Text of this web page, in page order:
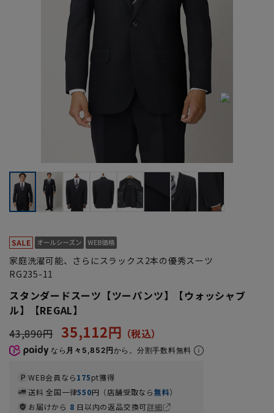
家庭洗濯可能、さらにスラックス2本の優秀スーツ
RG235-11
スタンダードスーツ【ツーパンツ】【ウォッシャブ
ル】【REGAL】
43,890円 35,112円
なら 月々5,852円から。分割手数料無料
WEB会員なら175pt獲得
送料 全国一律550円（店舗受取なら無料）
お届けから 8 日以内の返品交換可詳細